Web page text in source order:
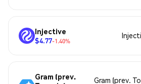
Injective
$4.77-1.40%
Gram (prev.
Gram (prev.